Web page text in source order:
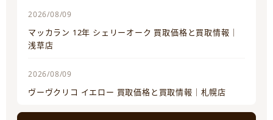
2026/08/09
マッカラン 12年 シェリーオーク 買取価格と買取情報｜
浅草店
2026/08/09
ヴーヴクリコ イエロー 買取価格と買取情報｜札幌店